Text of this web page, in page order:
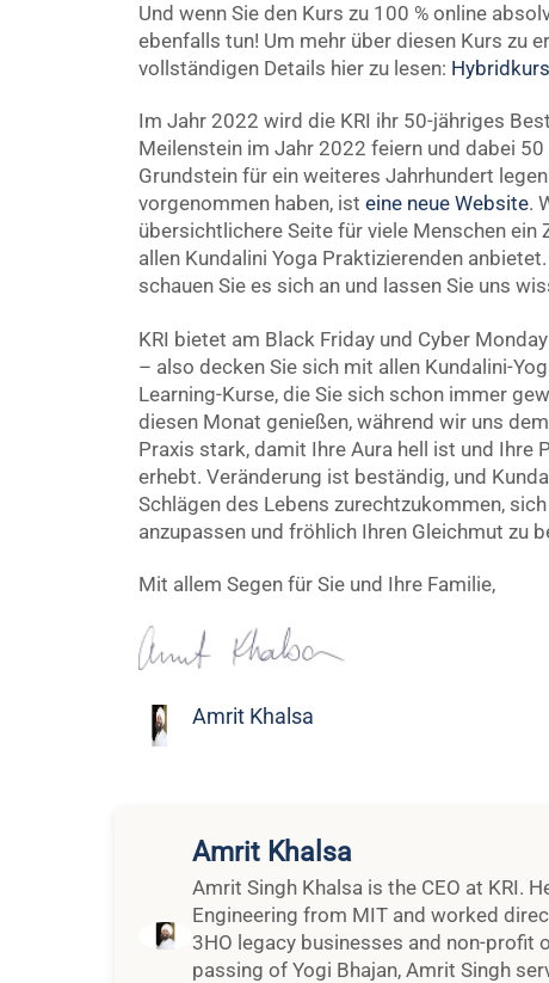
Und wenn Sie den Kurs zu 100 % online
ebenfalls tun! Um mehr über diesen Kurs zu
vollständigen Details hier zu lesen:
Im Jahr 2022 wird die KRI ihr 50-jähriges
Meilenstein im Jahr 2022 feiern und dabei
Grundstein für ein weiteres Jahrhundert
vorgenommen haben, ist eine neue Website.
übersichtlichere Seite für viele Menschen ein
allen Kundalini Yoga Praktizierenden
schauen Sie es sich an und lassen Sie uns
KRI bietet am Black Friday und Cyber
– also decken Sie sich mit allen Kundalini-
Learning-Kurse, die Sie sich schon immer
diesen Monat genießen, während wir uns
Praxis stark, damit Ihre Aura hell ist und Ihre
erhebt. Veränderung ist beständig, und
Schlägen des Lebens zurechtzukommen,
anzupassen und fröhlich Ihren Gleichmut zu
Mit allem Segen für Sie und Ihre Familie,
Amrit Khalsa
Amrit Khalsa
Amrit Singh Khalsa is the CEO at KRI.
Engineering from MIT and worked
3HO legacy businesses and non-profit
passing of Yogi Bhajan, Amrit Singh